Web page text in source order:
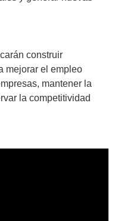
construir
mejorar el empleo
mantener la
la competitividad